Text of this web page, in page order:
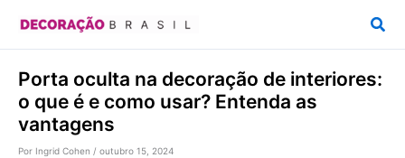
conteúdo
Porta oculta na decoração de interiores:
o que é e como usar? Entenda as
vantagens
Por Ingrid Cohen / outubro 15, 2024